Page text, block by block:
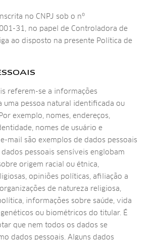
no CNPJ sob o nº
31, no papel de Controladora de
ao disposto na presente Política de
referem-se a informações
uma pessoa natural identificada ou
exemplo, nomes, endereços,
nomes de usuário e
mail são exemplos de dados pessoais
dados pessoais sensíveis englobam
origem racial ou étnica,
opiniões políticas, afiliação a
de natureza religiosa,
informações sobre saúde, vida
ou biométricos do titular. É
que nem todos os dados se
dados pessoais. Alguns dados